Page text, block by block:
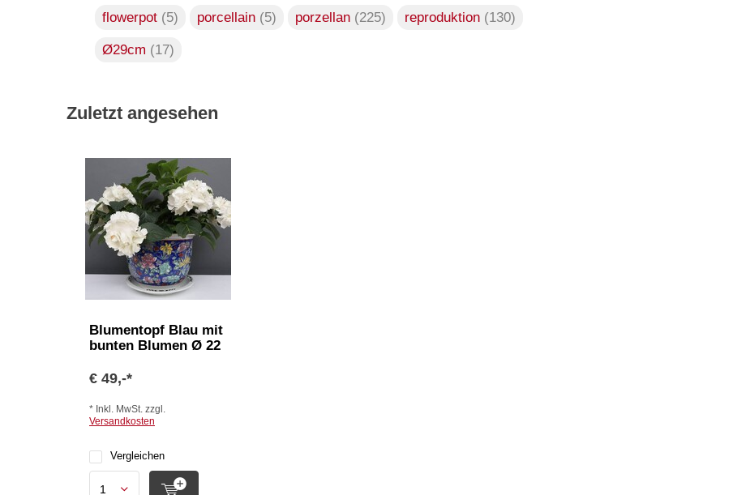
flowerpot (5) porcellain (5) porzellan (225) reproduktion (130)
Ø29cm (17)
Zuletzt angesehen
Blumentopf Blau mit
bunten Blumen Ø 22
€ 49,-*
* Inkl. MwSt. zzgl.
Versandkosten
Vergleichen